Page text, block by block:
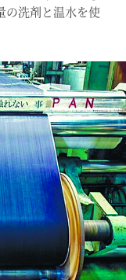
の洗剤と温水を使